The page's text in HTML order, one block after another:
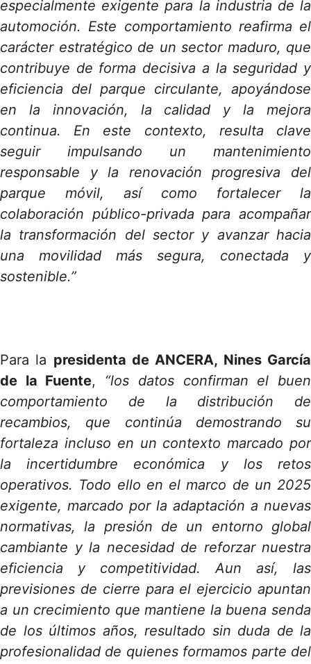
especialmente exigente para la industria de la
automoción. Este comportamiento reafirma el
carácter estratégico de un sector maduro, que
contribuye de forma decisiva a la seguridad y
eficiencia del parque circulante, apoyándose
en la innovación, la calidad y la mejora
continua. En este contexto, resulta clave
seguir impulsando un mantenimiento
responsable y la renovación progresiva del
parque móvil, así como fortalecer la
colaboración público-privada para acompañar
la transformación del sector y avanzar hacia
una movilidad más segura, conectada y
sostenible.”
Para la presidenta de ANCERA, Nines García
de la Fuente, “los datos confirman el buen
comportamiento de la distribución de
recambios, que continúa demostrando su
fortaleza incluso en un contexto marcado por
la incertidumbre económica y los retos
operativos. Todo ello en el marco de un 2025
exigente, marcado por la adaptación a nuevas
normativas, la presión de un entorno global
cambiante y la necesidad de reforzar nuestra
eficiencia y competitividad. Aun así, las
previsiones de cierre para el ejercicio apuntan
a un crecimiento que mantiene la buena senda
de los últimos años, resultado sin duda de la
profesionalidad de quienes formamos parte del